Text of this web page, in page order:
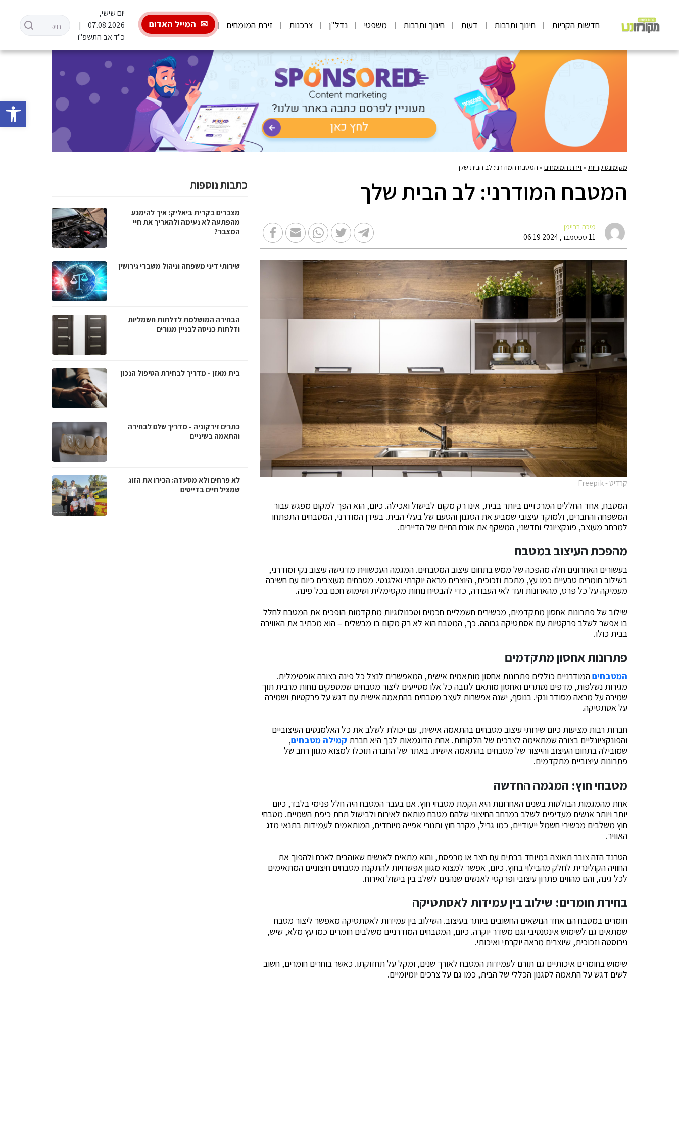
פתח
חדשות הקריות חינוך ותרבות דעות חינוך ותרבות משפטי נדל"ן צרכנות זירת המומחים המייל האדום
יום שישי,
07.08.2026
כ"ד אב התשפ"ו
מקומונט קריות » זירת המומחים» המטבח המודרני: לב הבית שלך
המטבח המודרני: לב הבית שלך
מיכה בריימן
11 ספטמבר, 2024 06:19
קרדיט - Freepik
המטבח, אחד החללים המרכזיים ביותר בבית, אינו רק מקום לבישול ואכילה. כיום, הוא הפך למקום מפגש עבור
המשפחה והחברים, ולמוקד עיצובי שמביע את הסגנון והטעם של בעלי הבית. בעידן המודרני, המטבחים התפתחו
למרחב מעוצב, פונקציונלי וחדשני, המשקף את אורח החיים של הדיירים.
מהפכת העיצוב במטבח
בעשורים האחרונים חלה מהפכה של ממש בתחום עיצוב המטבחים. המגמה העכשווית מדגישה עיצוב נקי ומודרני,
בשילוב חומרים טבעיים כמו עץ, מתכת וזכוכית, היוצרים מראה יוקרתי ואלגנטי. מטבחים מעוצבים כיום עם חשיבה
מעמיקה על כל פרט, מהארונות ועד לאי העבודה, כדי להבטיח נוחות מקסימלית ושימוש חכם בכל פינה.
שילוב של פתרונות אחסון מתקדמים, מכשירים חשמליים חכמים וטכנולוגיות מתקדמות הופכים את המטבח לחלל
בו אפשר לשלב פרקטיות עם אסתטיקה גבוהה. כך, המטבח הוא לא רק מקום בו מבשלים – הוא מכתיב את האווירה
בבית כולו.
פתרונות אחסון מתקדמים
המטבחיםהמודרניים כוללים פתרונות אחסון מותאמים אישית, המאפשרים לנצל כל פינה בצורה אופטימלית.
מגירות נשלפות, מדפים נסתרים ואחסון מותאם לגובה כל אלו מסייעים ליצור מטבחים שמספקים נוחות מרבית תוך
שמירה על מראה מסודר ונקי. בנוסף, ישנה אפשרות לעצב מטבחים בהתאמה אישית עם דגש על פרקטיות ושמירה
על אסתטיקה.
חברות רבות מציעות כיום שירותי עיצוב מטבחים בהתאמה אישית, עם יכולת לשלב את כל האלמנטים העיצוביים
והפונקציונליים בצורה שמתאימה לצרכים של הלקוחות. אחת הדוגמאות לכך היא חברת קמילה מטבחים,
שמובילה בתחום העיצוב והייצור של מטבחים בהתאמה אישית. באתר של החברה תוכלו למצוא מגוון רחב של
פתרונות עיצוביים מתקדמים.
מטבחי חוץ: המגמה החדשה
אחת מהמגמות הבולטות בשנים האחרונות היא הקמת מטבחי חוץ. אם בעבר המטבח היה חלל פנימי בלבד, כיום
יותר ויותר אנשים מעדיפים לשלב במרחב החיצוני שלהם מטבח מותאם לאירוח ולבישול תחת כיפת השמיים. מטבחי
חוץ משלבים מכשירי חשמל ייעודיים, כמו גריל, מקרר חוץ ותנורי אפייה מיוחדים, המותאמים לעמידות בתנאי מזג
האוויר.
הטרנד הזה צובר תאוצה במיוחד בבתים עם חצר או מרפסת, והוא מתאים לאנשים שאוהבים לארח ולהפוך את
החוויה הקולינרית לחלק מהבילוי בחוץ. כיום, אפשר למצוא מגוון אפשרויות להתקנת מטבחים חיצוניים המתאימים
לכל גינה, והם מהווים פתרון עיצובי ופרקטי לאנשים שנהנים לשלב בין בישול ואירוח.
בחירת חומרים: שילוב בין עמידות לאסתטיקה
חומרים במטבח הם אחד הנושאים החשובים ביותר בעיצוב. השילוב בין עמידות לאסתטיקה מאפשר ליצור מטבח
שמתאים גם לשימוש אינטנסיבי וגם משדר יוקרה. כיום, המטבחים המודרניים משלבים חומרים כמו עץ מלא, שיש,
נירוסטה וזכוכית, שיוצרים מראה יוקרתי ואיכותי.
שימוש בחומרים איכותיים גם תורם לעמידות המטבח לאורך שנים, ומקל על תחזוקתו. כאשר בוחרים חומרים, חשוב
לשים דגש על התאמה לסגנון הכללי של הבית, כמו גם על צרכים יומיומיים.
כתבות נוספות
מצברים בקרית ביאליק: איך להימנע
מהפתעה לא נעימה ולהאריך את חיי
המצבר?
שירותי דיני משפחה וניהול משברי גירושין
הבחירה המושלמת לדלתות חשמליות
ודלתות כניסה לבניין מגורים
בית מאזן - מדריך לבחירת הטיפול הנכון
כתרים זירקוניה - מדריך שלם לבחירה
והתאמה בשיניים
לא פרחים ולא מסעדה: הכירו את הזוג
שמציל חיים בדייטים